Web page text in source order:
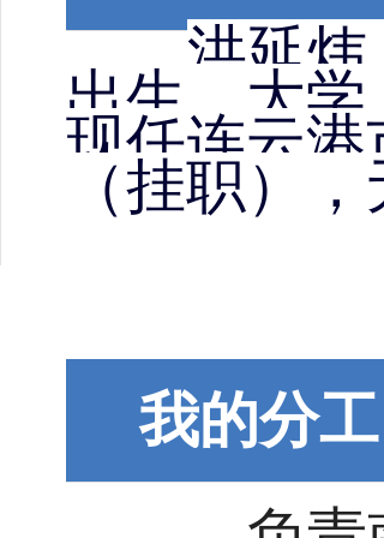
洪延炜
出生，大学
现任连云港
（挂职） ，
我的分工